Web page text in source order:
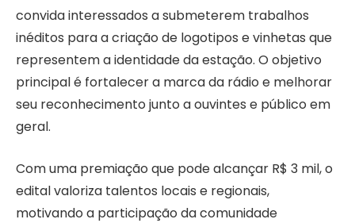
convida interessados a submeterem trabalhos
inéditos para a criação de logotipos e vinhetas que
representem a identidade da estação. O objetivo
principal é fortalecer a marca da rádio e melhorar
seu reconhecimento junto a ouvintes e público em
geral.
Com uma premiação que pode alcançar R$ 3 mil, o
edital valoriza talentos locais e regionais,
motivando a participação da comunidade